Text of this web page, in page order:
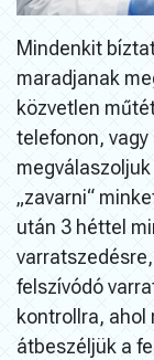
Mindenkit
maradjanak
közvetlen
telefonon,
„zavarni“
után 3 héttel
felszívódó
kontrollra, ahol
átbeszéljük a